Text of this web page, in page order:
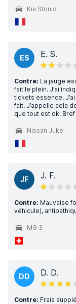
Kia Stonic
ES E. S.
Contre: La jauge
fait le plein. J’ai
tickets essence.
fait. J’appelle cela
que tout est ok.
Nissan Juke
JF J. F.
Contre: Mauvaise
véhicule),
MG 3
DD D. D.
Contre: Frais